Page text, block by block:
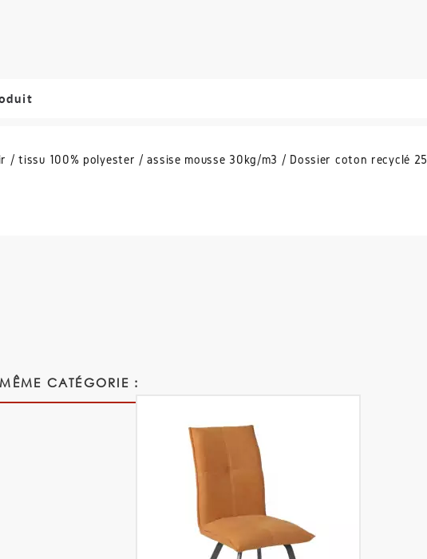
/ tissu 100% polyester / assise mousse 30kg/m3 / Dossier coton recyclé
CATÉGORIE :